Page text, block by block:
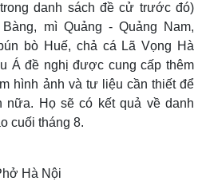
danh sách đề cử trước đó)
mì Quảng - Quảng Nam,
bò Huế, chả cá Lã Vọng Hà
Á đề nghị được cung cấp thêm
hình ảnh và tư liệu cần thiết để
nữa. Họ sẽ có kết quả về danh
cuối tháng 8.
Hà Nội